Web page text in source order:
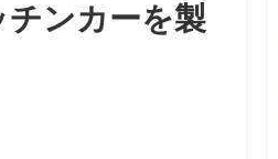
チンカーを製